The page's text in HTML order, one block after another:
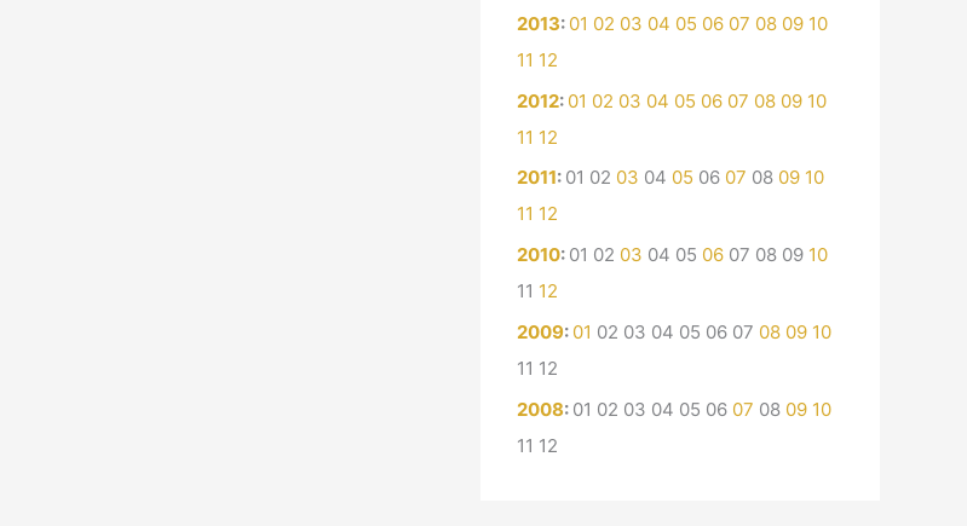
2013: 01 02 03 04 05 06 07 08 09 10
11 12
2012: 01 02 03 04 05 06 07 08 09 10
11 12
2011: 01 02 03 04 05 06 07 08 09 10
11 12
2010: 01 02 03 04 05 06 07 08 09 10
11 12
2009: 01 02 03 04 05 06 07 08 09 10
11 12
2008: 01 02 03 04 05 06 07 08 09 10
11 12